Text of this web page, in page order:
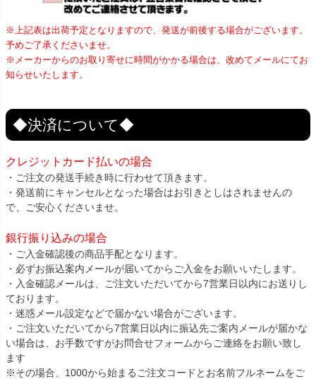
※上記表は出荷予定となりますので、発送が前後する場合がございます。
予めご了承くださいませ。
※メーカーからのお取り寄せに時間がかかる場合は、改めてメールにてお
知らせいたします。
◆決済について◆
クレジットカード払いの場合
・ご注文の発送手続き時に行わせて頂きます。
・発送前にキャンセルとなった場合はお引きとしはされませんの
で、ご安心くださいませ。
銀行振り込みの場合
・ご入金確認後の商品手配となります。
・必ずお振込案内メールが届いてからご入金をお願いいたします。
・入金確認メールは、ご注文いただいてから7営業日以内にお送りし
ております。
・迷惑メール設定などで届かない場合がございます。
・ご注文いただいてから7営業日以内に振込先ご案内メールが届かな
い場合は、お手数ですがお問合せフォームからご連絡をお願い致し
ます
※その場合、1000から始まるご注文コードとお名前フルネームをご